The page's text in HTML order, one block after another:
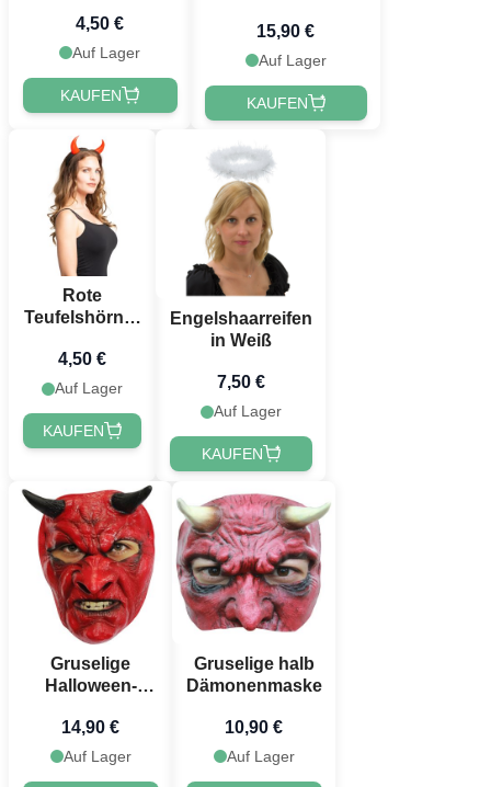
4,50 €
Auf Lager
KAUFEN
50x50 cm
15,90 €
Auf Lager
KAUFEN
Rote
Teufelshörner
Einheitsgröße
Unisex
4,50 €
Auf Lager
KAUFEN
Engelshaarreifen
in Weiß
7,50 €
Auf Lager
KAUFEN
Gruselige
Halloween-
14,90 €
Auf Lager
Gruselige halb
Dämonenmaske
10,90 €
Auf Lager